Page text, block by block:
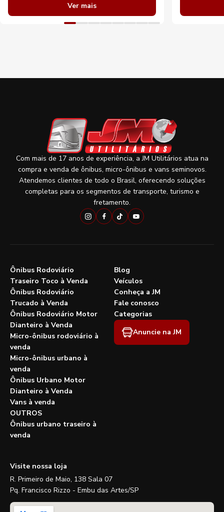
Ver mais
Com mais de 17 anos de experiência, a JM Utilitários atua na
compra e venda de ônibus, micro-ônibus e vans seminovos.
Atendemos clientes de todo o Brasil, oferecendo soluções
completas para os segmentos de transporte, turismo e
fretamento.
Ônibus Rodoviário
Traseiro Toco à Venda
Ônibus Rodoviário
Trucado à Venda
Ônibus Rodoviário Motor
Dianteiro à Venda
Micro-ônibus rodoviário à
venda
Micro-ônibus urbano à
venda
Ônibus Urbano Motor
Dianteiro à Venda
Vans à venda
OUTROS
Ônibus urbano traseiro à
venda
Blog
Veículos
Conheça a JM
Fale conosco
Categorias
Anuncie na JM
Visite nossa loja
R. Primeiro de Maio, 138 Sala 07
Pq. Francisco Rizzo - Embu das Artes/SP